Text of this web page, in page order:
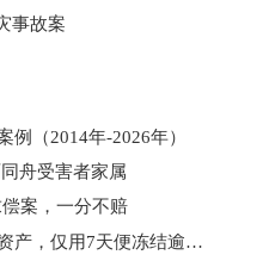
事故案
（2014年-2026年）
舟受害者家属
案，一分不赔
仓库起火，对方正在转移资产，仅用7天便冻结逾千万元现金